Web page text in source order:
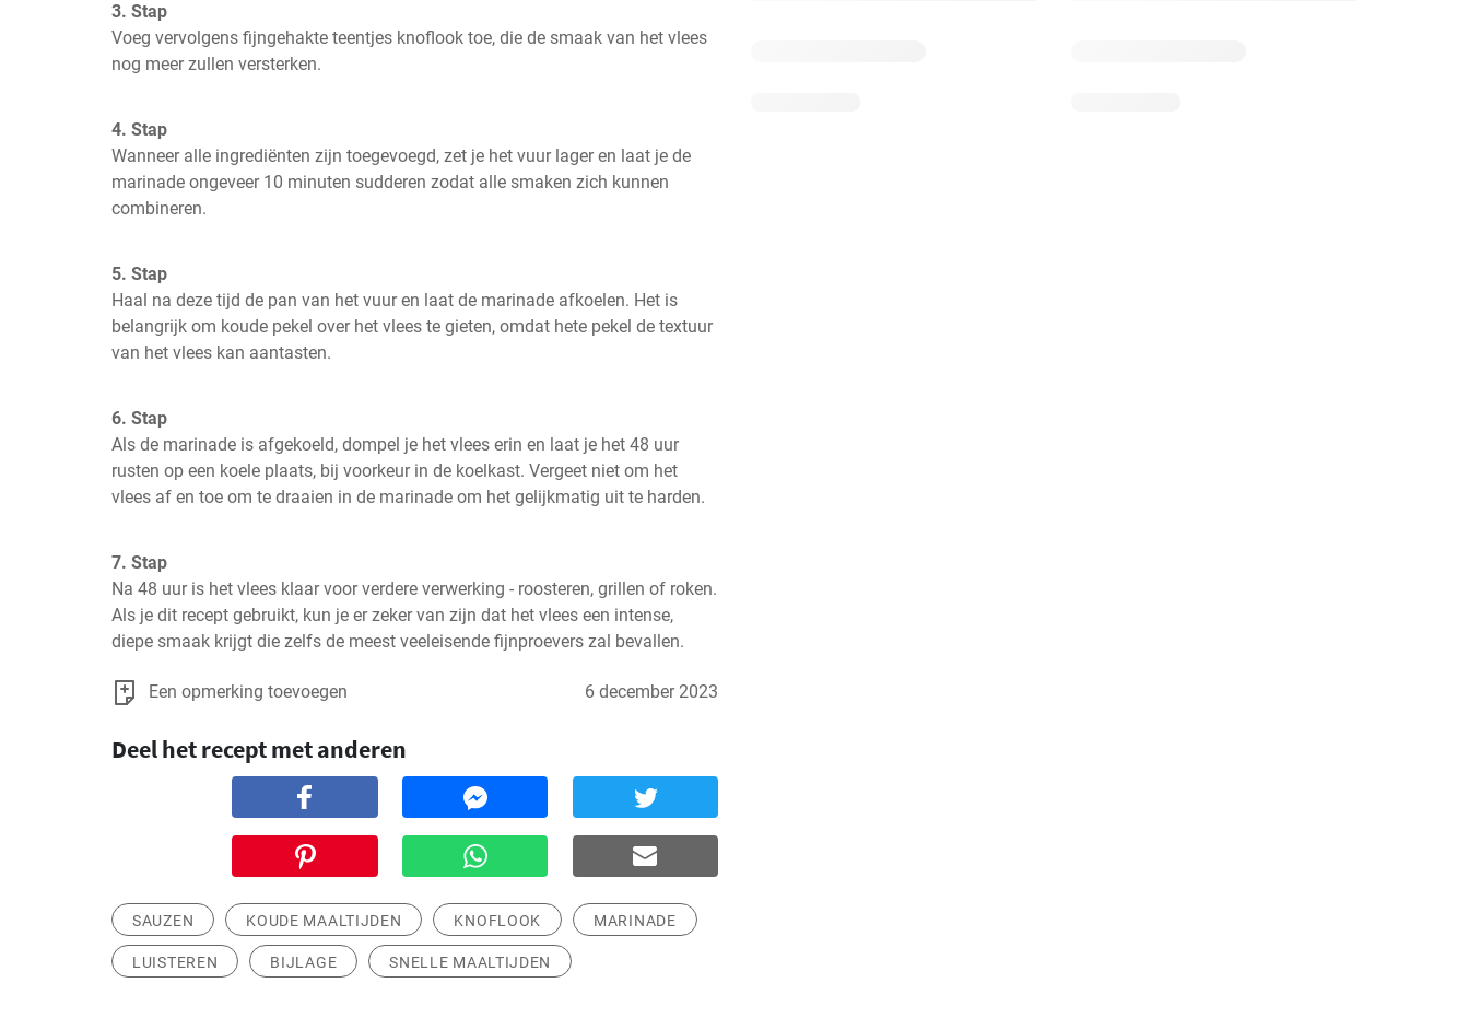
3. Stap
Voeg vervolgens fijngehakte teentjes knoflook toe, die de smaak van het vlees
nog meer zullen versterken.
4. Stap
Wanneer alle ingrediënten zijn toegevoegd, zet je het vuur lager en laat je de
marinade ongeveer 10 minuten sudderen zodat alle smaken zich kunnen
combineren.
5. Stap
Haal na deze tijd de pan van het vuur en laat de marinade afkoelen. Het is
belangrijk om koude pekel over het vlees te gieten, omdat hete pekel de textuur
van het vlees kan aantasten.
6. Stap
Als de marinade is afgekoeld, dompel je het vlees erin en laat je het 48 uur
rusten op een koele plaats, bij voorkeur in de koelkast. Vergeet niet om het
vlees af en toe om te draaien in de marinade om het gelijkmatig uit te harden.
7. Stap
Na 48 uur is het vlees klaar voor verdere verwerking - roosteren, grillen of roken.
Als je dit recept gebruikt, kun je er zeker van zijn dat het vlees een intense,
diepe smaak krijgt die zelfs de meest veeleisende fijnproevers zal bevallen.
Een opmerking toevoegen 6 december 2023
Deel het recept met anderen
SAUZEN KOUDE MAALTIJDEN KNOFLOOK MARINADE
LUISTEREN BIJLAGE SNELLE MAALTIJDEN